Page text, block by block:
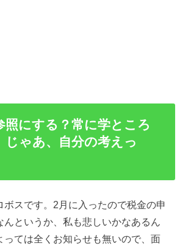
照にする？常に学ところ
じゃあ、自分の考えっ
ボスです。2月に入ったので税金の申
んというか、私も悲しいかなあるん
っては全くお知らせも無いので、面